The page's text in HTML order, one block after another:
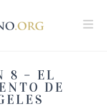
8 – EL
DE